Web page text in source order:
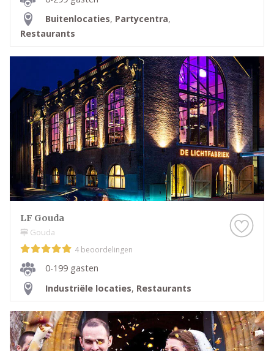
Buitenlocaties, Partycentra,
Restaurants
LF Gouda
Gouda
4 beoordelingen
0-199 gasten
Industriële locaties, Restaurants